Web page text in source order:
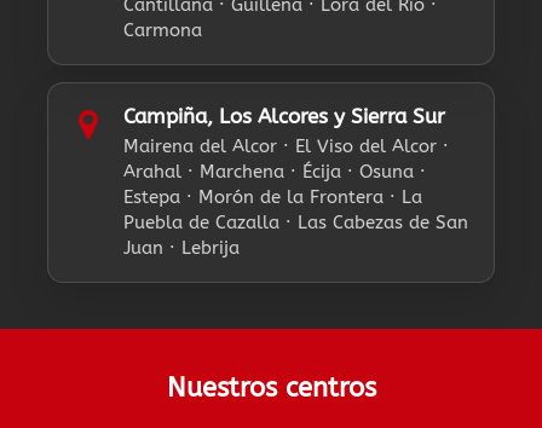
Cantillana · Guillena · Lora del Río ·
Carmona
Campiña, Los Alcores y Sierra Sur
Mairena del Alcor · El Viso del Alcor ·
Arahal · Marchena · Écija · Osuna ·
Estepa · Morón de la Frontera · La
Puebla de Cazalla · Las Cabezas de San
Juan · Lebrija
Nuestros centros